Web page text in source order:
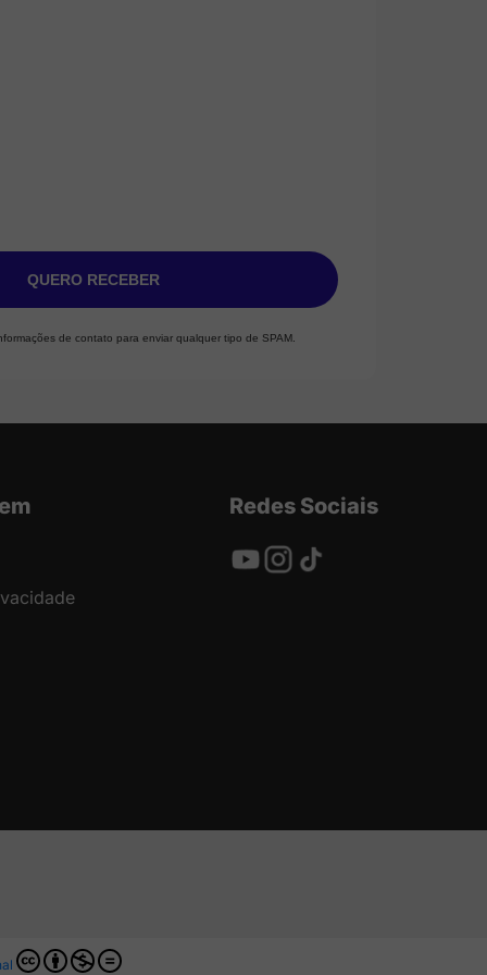
QUERO RECEBER
de contato para enviar qualquer tipo de SPAM.
Redes Sociais